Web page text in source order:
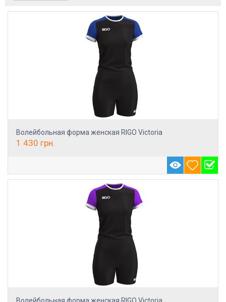
Волейбольная форма женская RIGO Victoria
1 430 грн.
Волейбольная форма женская RIGO Victoria